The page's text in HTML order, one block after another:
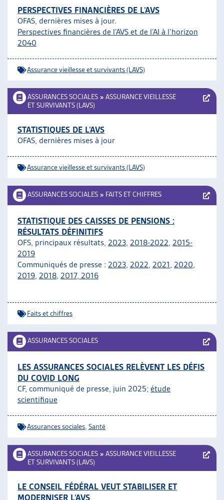
PERSPECTIVES FINANCIÈRES DE L’AVS
OFAS, dernières mises à jour.
Perspectives financières de l’AVS et de l’AI à l’horizon
2040
Assurance vieillesse et survivants (LAVS)
ASSURANCES SOCIALES » ASSURANCE VIEILLESSE
ET SURVIVANTS (LAVS)
STATISTIQUES DE L’AVS
OFAS, dernières mises à jour
Assurance vieillesse et survivants (LAVS)
ASSURANCES SOCIALES » FAITS ET CHIFFRES
STATISTIQUE DES CAISSES DE PENSIONS :
RÉSULTATS DÉFINITIFS
OFS, principaux résultats, 2023, 2018-2022, 2015-
2019
Communiqués de presse : 2023, 2022, 2021, 2020,
2019, 2018, 2017, 2016
Faits et chiffres
ASSURANCES SOCIALES
LES ASSURANCES SOCIALES RELÈVENT LES DÉFIS
DU COVID LONG
CF, communiqué de presse, juin 2025; étude
scientifique
Assurances sociales Santé
ASSURANCES SOCIALES » ASSURANCE VIEILLESSE
ET SURVIVANTS (LAVS)
LE CONSEIL FÉDÉRAL VEUT STABILISER ET
MODERNISER L’AVS